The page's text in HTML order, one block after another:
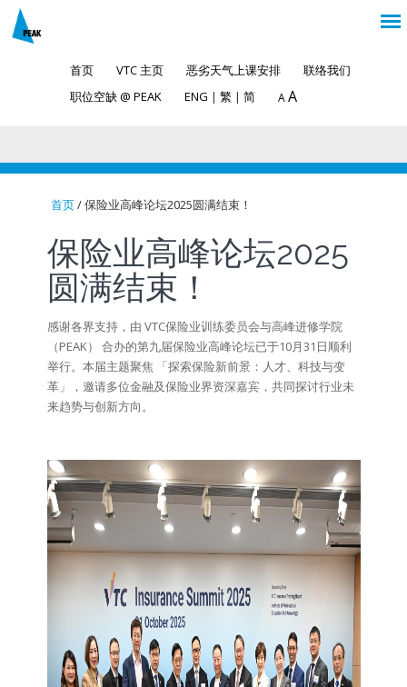
首页 VTC 主页 恶劣天气上课安排
联络我们
职位空缺 @ PEAK
ENG | 繁 | 简 A A
You are here
首页/ 保险业高峰论坛2025圆满结束！
保险业高峰论坛2025
圆满结束！
感谢各界支持，由 VTC保险业训练委员会与高峰进修学院
（PEAK） 合办的第九届保险业高峰论坛已于10月31日顺利
举行。本届主题聚焦 「探索保险新前景：人才、科技与变
革」，邀请多位金融及保险业界资深嘉宾，共同探讨行业未
来趋势与创新方向。